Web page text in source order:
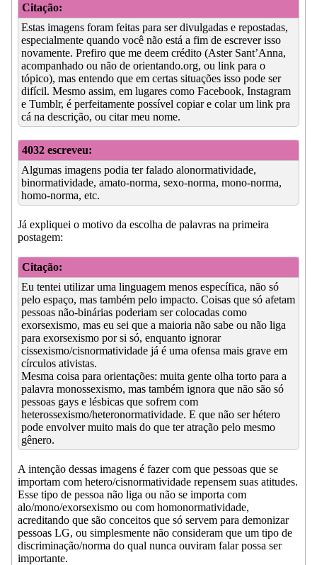
Citação:
Estas imagens foram feitas para ser divulgadas e repostadas,
especialmente quando você não está a fim de escrever isso
novamente. Prefiro que me deem crédito (Aster Sant’Anna,
acompanhado ou não de orientando.org, ou link para o
tópico), mas entendo que em certas situações isso pode ser
difícil. Mesmo assim, em lugares como Facebook, Instagram
e Tumblr, é perfeitamente possível copiar e colar um link pra
cá na descrição, ou citar meu nome.
4032 escreveu:
Algumas imagens podia ter falado alonormatividade,
binormatividade, amato-norma, sexo-norma, mono-norma,
homo-norma, etc.
Já expliquei o motivo da escolha de palavras na primeira
postagem:
Citação:
Eu tentei utilizar uma linguagem menos específica, não só
pelo espaço, mas também pelo impacto. Coisas que só afetam
pessoas não-binárias poderiam ser colocadas como
exorsexismo, mas eu sei que a maioria não sabe ou não liga
para exorsexismo por si só, enquanto ignorar
cissexismo/cisnormatividade já é uma ofensa mais grave em
círculos ativistas.
Mesma coisa para orientações: muita gente olha torto para a
palavra monossexismo, mas também ignora que não são só
pessoas gays e lésbicas que sofrem com
heterossexismo/heteronormatividade. E que não ser hétero
pode envolver muito mais do que ter atração pelo mesmo
gênero.
A intenção dessas imagens é fazer com que pessoas que se
importam com hetero/cisnormatividade repensem suas atitudes.
Esse tipo de pessoa não liga ou não se importa com
alo/mono/exorsexismo ou com homonormatividade,
acreditando que são conceitos que só servem para demonizar
pessoas LG, ou simplesmente não consideram que um tipo de
discriminação/norma do qual nunca ouviram falar possa ser
importante.